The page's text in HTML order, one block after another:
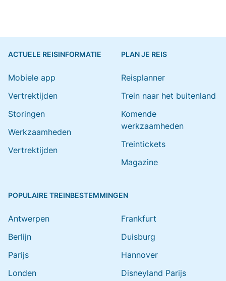
ACTUELE REISINFORMATIE
Mobiele app
Vertrektijden
Storingen
Werkzaamheden
Vertrektijden
PLAN JE REIS
Reisplanner
Trein naar het buitenland
Komende
werkzaamheden
Treintickets
Magazine
POPULAIRE TREINBESTEMMINGEN
Antwerpen
Berlijn
Parijs
Londen
Frankfurt
Duisburg
Hannover
Disneyland Parijs